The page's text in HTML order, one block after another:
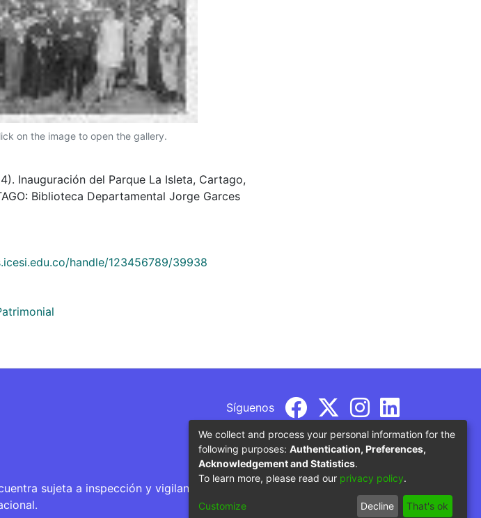
on the image to open the gallery.
Inauguración del Parque La Isleta, Cartago,
Biblioteca Departamental Jorge Garces
handle/123456789/39938
Síguenos
sujeta a inspección y vigilancia por parte del Ministerio de Educación
We collect and process your personal information for the
following purposes: Authentication, Preferences,
Acknowledgement and Statistics.
To learn more, please read our privacy policy.
Customize Decline That's ok